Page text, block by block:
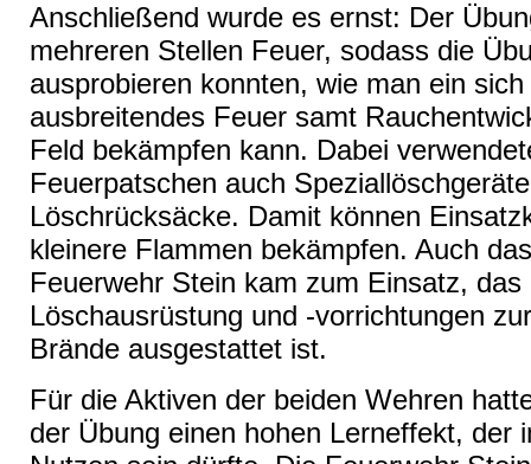
Anschließend wurde es ernst: Der
mehreren Stellen Feuer, sodass die
ausprobieren konnten, wie man ein
ausbreitendes Feuer samt
Feld bekämpfen kann. Dabei
Feuerpatschen auch
Löschrücksäcke. Damit können
kleinere Flammen bekämpfen. Auch
Feuerwehr Stein kam zum Einsatz, das
Löschausrüstung und -vorrichtungen
Brände ausgestattet ist.
Für die Aktiven der beiden Wehren
der Übung einen hohen Lerneffekt, der